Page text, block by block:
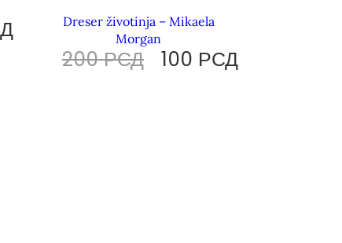
Dreser životinja – Mikaela
Morgan
200РСД 100 РСД